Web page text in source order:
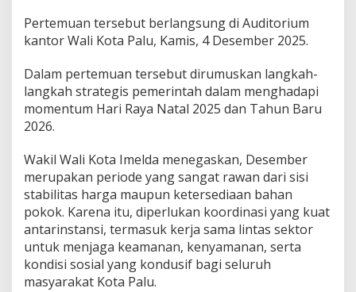
Pertemuan tersebut berlangsung di Auditorium
kantor Wali Kota Palu, Kamis, 4 Desember 2025.
Dalam pertemuan tersebut dirumuskan langkah-
langkah strategis pemerintah dalam menghadapi
momentum Hari Raya Natal 2025 dan Tahun Baru
2026.
Wakil Wali Kota Imelda menegaskan, Desember
merupakan periode yang sangat rawan dari sisi
stabilitas harga maupun ketersediaan bahan
pokok. Karena itu, diperlukan koordinasi yang kuat
antarinstansi, termasuk kerja sama lintas sektor
untuk menjaga keamanan, kenyamanan, serta
kondisi sosial yang kondusif bagi seluruh
masyarakat Kota Palu.